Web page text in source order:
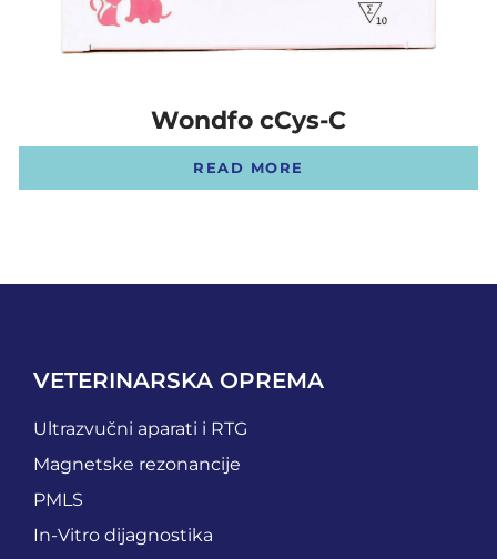
Wondfo cCys-C
READ MORE
VETERINARSKA OPREMA
Ultrazvučni aparati i RTG
Magnetske rezonancije
PMLS
In-Vitro dijagnostika